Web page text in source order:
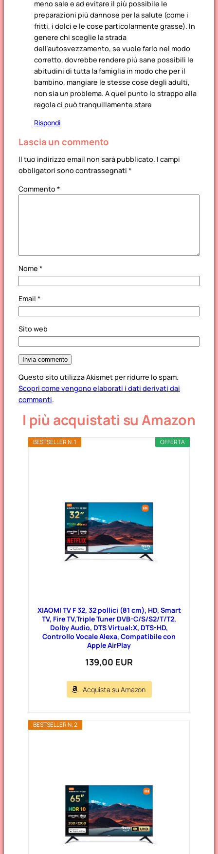
meno sale e ad evitare il più possibile le
preparazioni più dannose per la salute (come i
fritti, i dolci e le cose particolarmente grasse). In
genere chi sceglie la strada
dell’autosvezzamento, se vuole farlo nel modo
corretto, dovrebbe rendere più sane possibili le
abitudini di tutta la famiglia in modo che per il
bambino, mangiare le stesse cose degli adulti,
non sia un problema. A quel punto lo strappo alla
regola ci può tranquillamente stare
Rispondi
Lascia un commento
Il tuo indirizzo email non sarà pubblicato. I campi
obbligatori sono contrassegnati *
Commento *
Nome *
Email *
Sito web
Questo sito utilizza Akismet per ridurre lo spam.
Scopri come vengono elaborati i dati derivati dai
commenti.
I più acquistati su Amazon
OFFERTA
BESTSELLER N. 1
XIAOMI TV F 32, 32 pollici (81 cm), HD, Smart
TV, Fire TV,Triple Tuner DVB-C/S/S2/T/T2,
Dolby Audio, DTS Virtual:X, DTS-HD,
Controllo Vocale Alexa, Compatibile con
Apple AirPlay
139,00 EUR
Acquista su Amazon
BESTSELLER N. 2